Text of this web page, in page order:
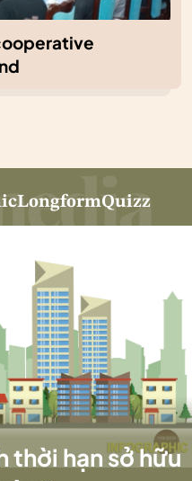
LongformQuizz
thời hạn sở hữu